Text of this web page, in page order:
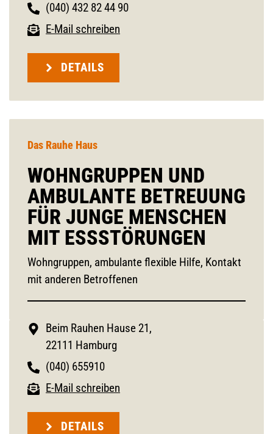
(040) 432 82 44 90
E-Mail schreiben
DETAILS
Das Rauhe Haus
WOHNGRUPPEN UND
AMBULANTE BETREUUNG
FÜR JUNGE MENSCHEN
MIT ESSSTÖRUNGEN
Wohngruppen, ambulante flexible Hilfe, Kontakt
mit anderen Betroffenen
Beim Rauhen Hause 21,
22111 Hamburg
(040) 655910
E-Mail schreiben
DETAILS